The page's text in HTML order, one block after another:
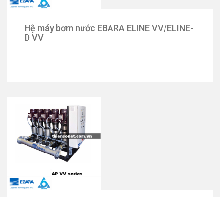
Hệ máy bơm nước EBARA ELINE VV/ELINE-
D VV